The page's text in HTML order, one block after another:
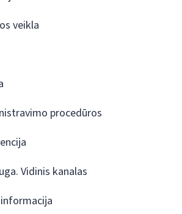
veikla
procedūros
Vidinis kanalas